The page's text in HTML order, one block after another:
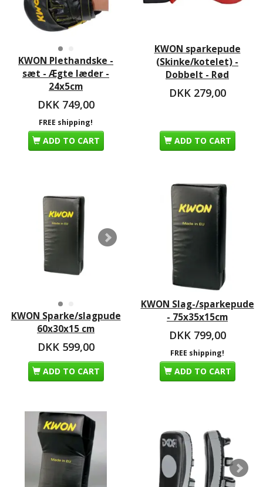
KWON Plethandske -
sæt - Ægte læder -
24x5cm
DKK 749,00
FREE shipping!
ADD TO CART
KWON sparkepude
(Skinke/kotelet) -
Dobbelt - Rød
DKK 279,00
ADD TO CART
KWON Sparke/slagpude
60x30x15 cm
DKK 599,00
ADD TO CART
KWON Slag-/sparkepude
- 75x35x15cm
DKK 799,00
FREE shipping!
ADD TO CART